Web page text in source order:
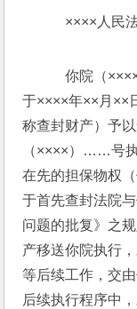
××××人民法
你院（
于××××年××月
称查封财产）予
（××××）……号
在先的担保物权
于首先查封法院
问题的批复》之
产移送你院执行
等后续工作，交
后续执行程序中